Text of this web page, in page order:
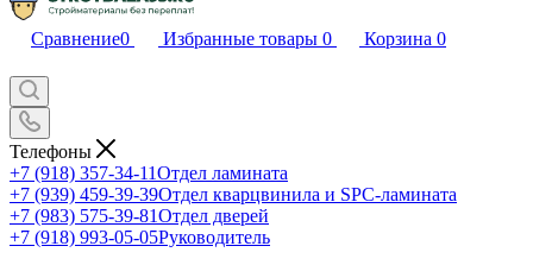
Сравнение0 Избранные товары 0 Корзина 0
Телефоны
+7 (918) 357-34-11Отдел ламината
+7 (939) 459-39-39Отдел кварцвинила и SPC-ламината
+7 (983) 575-39-81Отдел дверей
+7 (918) 993-05-05Руководитель